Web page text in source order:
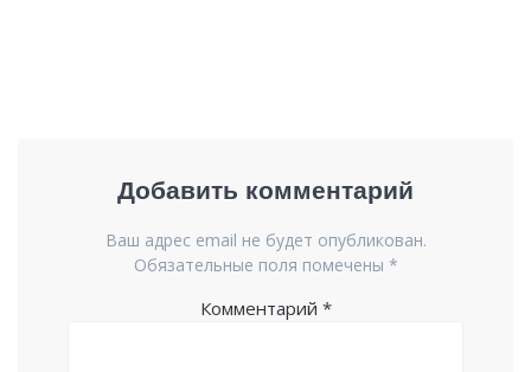
Добавить комментарий
Ваш адрес email не будет опубликован.
Обязательные поля помечены *
Комментарий *